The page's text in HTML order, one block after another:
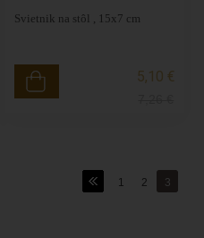
Svietnik na stôl , 15x7 cm
5,10 €
1 2 3